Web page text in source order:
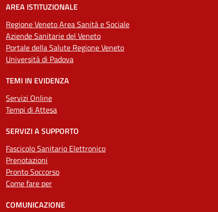
AREA ISTITUZIONALE
Regione Veneto Area Sanità e Sociale
Aziende Sanitarie del Veneto
Portale della Salute Regione Veneto
Università di Padova
TEMI IN EVIDENZA
Servizi Online
Tempi di Attesa
SERVIZI A SUPPORTO
Fascicolo Sanitario Elettronico
Prenotazioni
Pronto Soccorso
Come fare per
COMUNICAZIONE